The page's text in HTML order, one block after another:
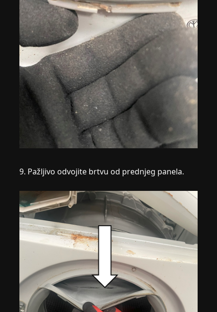
9. Pažljivo odvojite brtvu od prednjeg panela.